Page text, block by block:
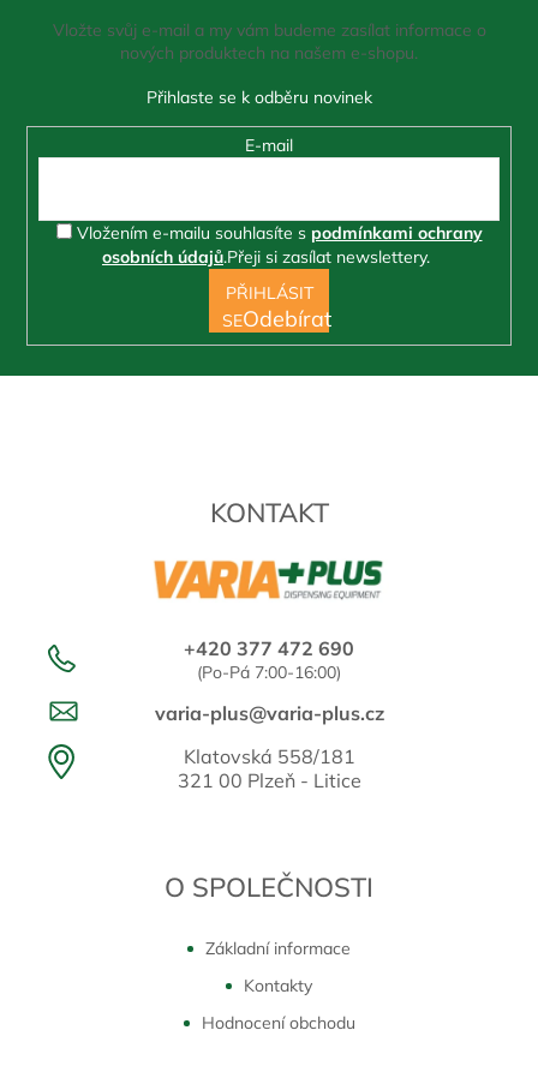
KONTAKT
+420 377 472 690
(Po-Pá 7:00-16:00)
varia-plus@varia-plus.cz
Klatovská 558/181
321 00 Plzeň - Litice
O SPOLEČNOSTI
Základní informace
Kontakty
Hodnocení obchodu
Vložte svůj e-mail a my vám budeme zasílat informace o
nových produktech na našem e-shopu.
E-mail
Vložením e-mailu souhlasíte s podmínkami ochrany
osobních údajů.Přeji si zasílat newslettery.
PŘIHLÁSIT
SE